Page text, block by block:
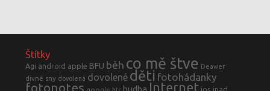
Štítky
Agi android apple BFU běh co mě štve Deawer
divné sny dovolená dovolené děti fotohádanky
fotonotes google hudba Internet ios ipad